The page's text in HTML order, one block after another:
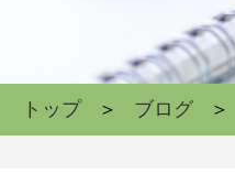
トップ ブログ